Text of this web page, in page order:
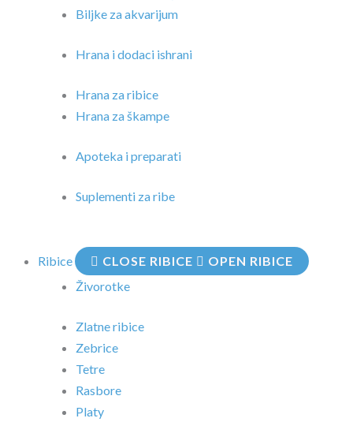
Biljke za akvarijum
Hrana i dodaci ishrani
Hrana za ribice
Hrana za škampe
Apoteka i preparati
Suplementi za ribe
Ribice CLOSE RIBICE
OPEN RIBICE
Živorotke
Zlatne ribice
Zebrice
Tetre
Rasbore
Platy